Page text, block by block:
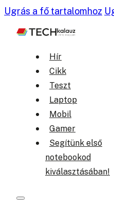
Ugrás a fő tartalomhoz
Hír
Cikk
Teszt
Laptop
Mobil
Gamer
Segítünk első
notebookod
kiválasztásában!